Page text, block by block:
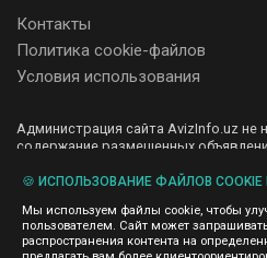
Контакты
Политика cookie-файлов
Условия использования
Администрация сайта AvizInfo.uz не
содержание размещенных
передаем и не продаем личную
правила конфиденциальности
AvizInfo.uz. На некоторых страницах
реклама Google Adsense Advertising
🍪 ИСПОЛЬЗОВАНИЕ ФАЙЛОВ COOKIE
Мы используем файлы cookie, чтобы
пользователем. Сайт может
распространения контента на